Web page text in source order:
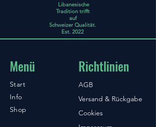
Libanesische
Tradition trifft
auf
Schweizer Qualität.
Est. 2022
Menü
Start
Info
Shop
Richtlinien
AGB
Versand & Rückgabe
Cookies